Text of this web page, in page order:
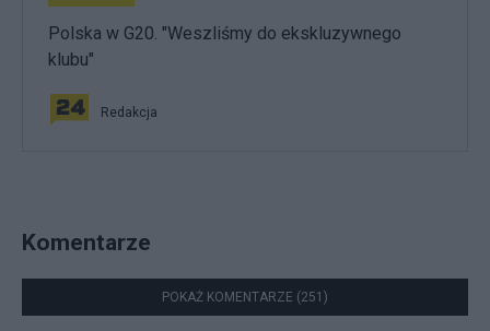
Polska w G20. "Weszliśmy do ekskluzywnego
klubu"
Redakcja
Komentarze
POKAŻ KOMENTARZE (251)